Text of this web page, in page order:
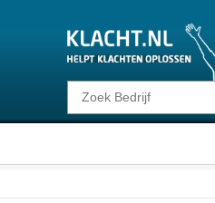
Klacht melden
Consumentenrecht